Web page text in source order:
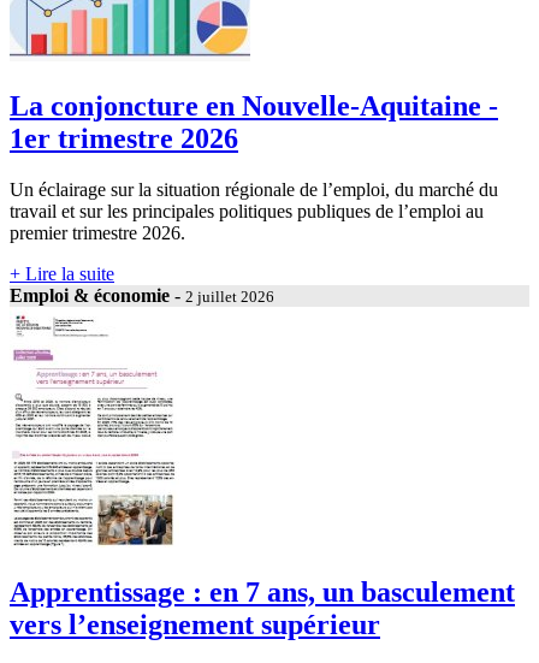
La conjoncture en Nouvelle-Aquitaine -
1er trimestre 2026
Un éclairage sur la situation régionale de l’emploi, du marché du
travail et sur les principales politiques publiques de l’emploi au
premier trimestre 2026.
+ Lire la suite
Emploi & économie - 2 juillet 2026
Apprentissage : en 7 ans, un basculement
vers l’enseignement supérieur